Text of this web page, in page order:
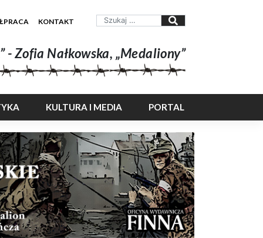
KONTAKT
Zofia Nałkowska, „Medaliony”
KULTURA I MEDIA PORTAL